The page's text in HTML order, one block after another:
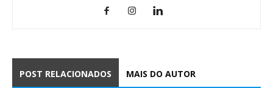
POST RELACIONADOS MAIS DO AUTOR